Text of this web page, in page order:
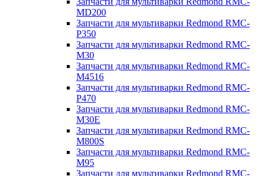
MD200
Запчасти для мультиварки Redmond RMC-
P350
Запчасти для мультиварки Redmond RMC-
M30
Запчасти для мультиварки Redmond RMC-
M4516
Запчасти для мультиварки Redmond RMC-
P470
Запчасти для мультиварки Redmond RMC-
M30E
Запчасти для мультиварки Redmond RMC-
M800S
Запчасти для мультиварки Redmond RMC-
M95
Запчасти для мультиварки Redmond RMC-